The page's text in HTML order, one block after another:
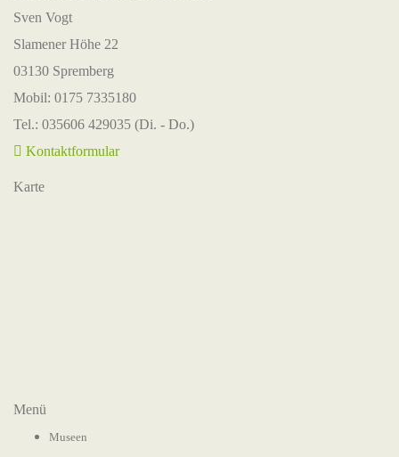
Sven Vogt
Slamener Höhe 22
03130 Spremberg
Mobil: 0175 7335180
Tel.: 035606 429035 (Di. - Do.)
Kontaktformular
Karte
Menü
Museen